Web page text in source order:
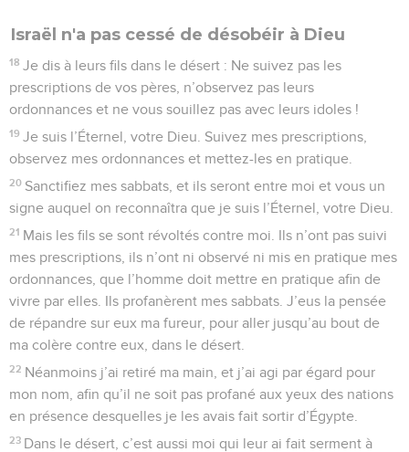
Israël n'a pas cessé de désobéir à Dieu
18 Je dis à leurs fils dans le désert : Ne suivez pas les
prescriptions de vos pères, n’observez pas leurs
ordonnances et ne vous souillez pas avec leurs idoles !
19 Je suis l’Éternel, votre Dieu. Suivez mes prescriptions,
observez mes ordonnances et mettez-les en pratique.
20 Sanctifiez mes sabbats, et ils seront entre moi et vous un
signe auquel on reconnaîtra que je suis l’Éternel, votre Dieu.
21 Mais les fils se sont révoltés contre moi. Ils n’ont pas suivi
mes prescriptions, ils n’ont ni observé ni mis en pratique mes
ordonnances, que l’homme doit mettre en pratique afin de
vivre par elles. Ils profanèrent mes sabbats. J’eus la pensée
de répandre sur eux ma fureur, pour aller jusqu’au bout de
ma colère contre eux, dans le désert.
22 Néanmoins j’ai retiré ma main, et j’ai agi par égard pour
mon nom, afin qu’il ne soit pas profané aux yeux des nations
en présence desquelles je les avais fait sortir d’Égypte.
23 Dans le désert, c’est aussi moi qui leur ai fait serment à